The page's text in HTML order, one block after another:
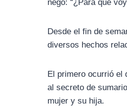
negó: “¿Para qué
Desde el fin de
diversos hechos
El primero ocurrió el
al secreto de
mujer y su hija.